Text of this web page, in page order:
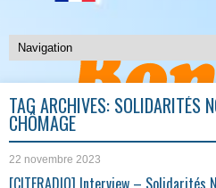
TAG ARCHIVES: SOLIDARITÉS
CHÔMAGE
22 novembre 2023
[CITERADIO] Interview – Solidarités